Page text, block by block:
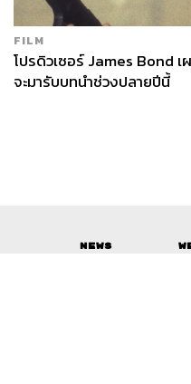
FILM
โปรดิวเซอร์ James Bond
จะมารับบทนำช่วงปลายปีนี้
News